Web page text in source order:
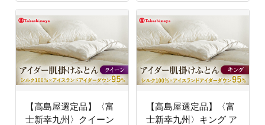
2000000円 200万円
200万円
【高島屋選定品】〈富
士新幸九州〉クイーン
【高島屋選定品】〈富
士新幸九州〉キング ア